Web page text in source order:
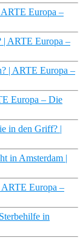
Europa –
| ARTE Europa –
| ARTE Europa –
Europa – Die
in den Griff? |
in Amsterdam |
Europa –
in